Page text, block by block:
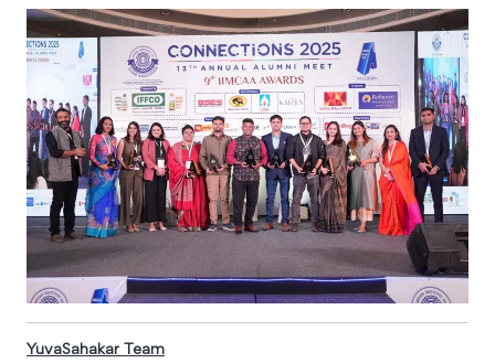
YuvaSahakar Team